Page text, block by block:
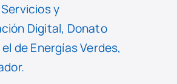
y
Digital, Donato
de Energías Verdes,